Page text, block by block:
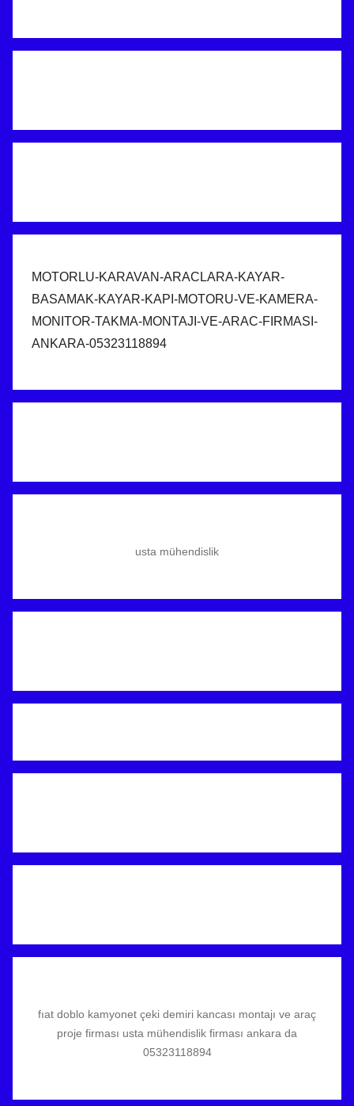
MOTORLU-KARAVAN-ARACLARA-KAYAR-
BASAMAK-KAYAR-KAPI-MOTORU-VE-KAMERA-
MONITOR-TAKMA-MONTAJI-VE-ARAC-FIRMASI-
ANKARA-05323118894
usta mühendislik
fıat doblo kamyonet çeki demiri kancası montajı ve araç
proje firması usta mühendislik firması ankara da
05323118894